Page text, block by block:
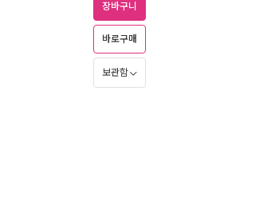
장바구니
바로구매
보관함